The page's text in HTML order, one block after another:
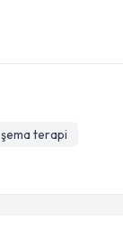
şema terapi